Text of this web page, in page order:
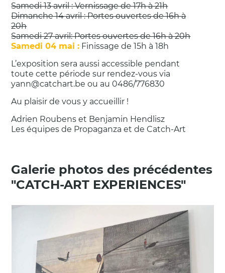
Samedi 13 avril : Vernissage de 17h à 21h
Dimanche 14 avril : Portes ouvertes de 16h à
20h
Samedi 27 avril: Portes ouvertes de 16h à 20h
Samedi 04 mai : Finissage de 15h à 18h
L’exposition sera aussi accessible pendant
toute cette période sur rendez-vous via
yann@catchart.be ou au 0486/776830
Au plaisir de vous y accueillir !
Adrien Roubens et Benjamin Hendlisz
Les équipes de Propaganza et de Catch-Art
Galerie photos des précédentes
"CATCH-ART EXPERIENCES"